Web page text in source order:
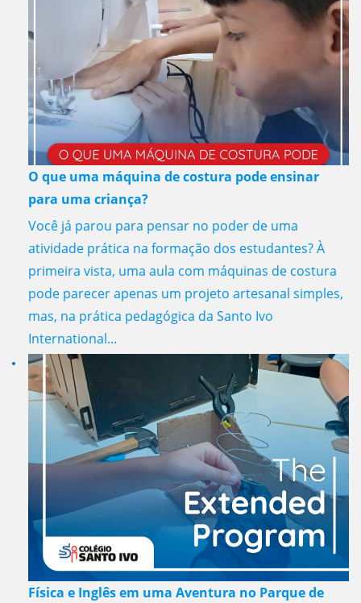
O que uma máquina de costura pode ensinar
para uma criança?
Você já parou para pensar no poder de uma
atividade prática na formação dos estudantes? À
primeira vista, uma aula com máquinas de costura
pode parecer apenas um projeto artesanal simples,
mas, na prática pedagógica da Santo Ivo
International...
Física e Inglês em uma Aventura no Parque de